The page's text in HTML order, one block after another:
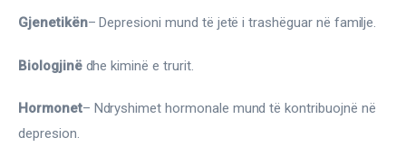
Regjim ushqimor
Sëmundje infektive
COVID-19
Gjenetikën– Depresioni mund të jetë i trashëguar në familje.
Biologjinë dhe kiminë e trurit.
Hormonet– Ndryshimet hormonale mund të kontribuojnë në
depresion.